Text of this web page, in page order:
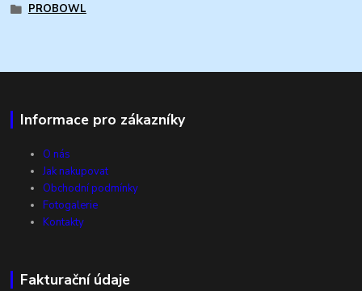
PROBOWL
Informace pro zákazníky
O nás
Jak nakupovat
Obchodní podmínky
Fotogalerie
Kontakty
Fakturační údaje